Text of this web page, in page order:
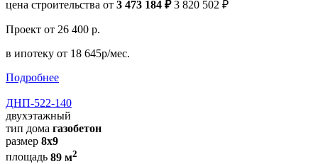
цена строительства от 3 473 184 ₽ 3 820 502 ₽
Проект от 26 400 р.
в ипотеку от 18 645р/мес.
Подробнее
ДНП-522-140
двухэтажный
тип дома газобетон
размер 8х9
площадь 89 м2